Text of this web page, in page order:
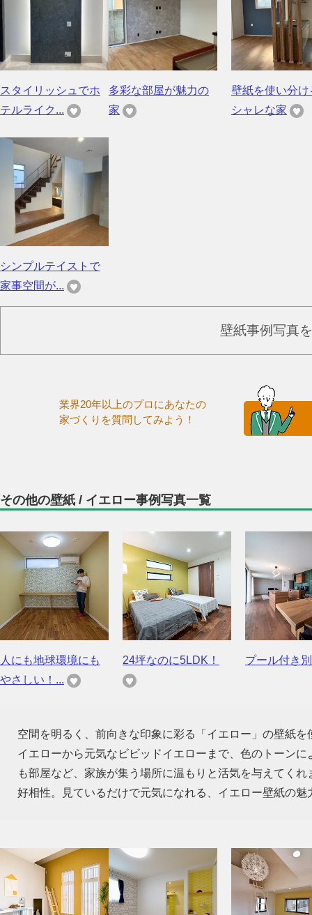
スタイリッシュでホ
テルライク...
多彩な部屋が魅力の
家
壁紙を使い分け
シャレな家
シンプルテイストで
家事空間が...
壁紙事例写真
業界20年以上のプロにあなたの
家づくりを質問してみよう！
その他の壁紙 / イエロー事例写真一覧
人にも地球環境にも
やさしい！...
24坪なのに5LDK！ プール付き
空間を明るく、前向きな印象に彩る「イエロー」の壁紙
イエローから元気なビビッドイエローまで、色のトーン
も部屋など、家族が集う場所に温もりと活気を与えてく
好相性。見ているだけで元気になれる、イエロー壁紙の